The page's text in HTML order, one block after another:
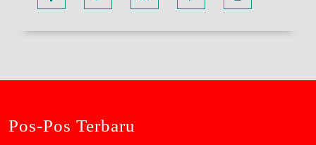
Pos-Pos Terbaru